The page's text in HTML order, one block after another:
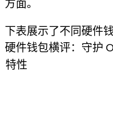
方面。
下表展示了不同硬件
硬件钱包横评：守护
特性